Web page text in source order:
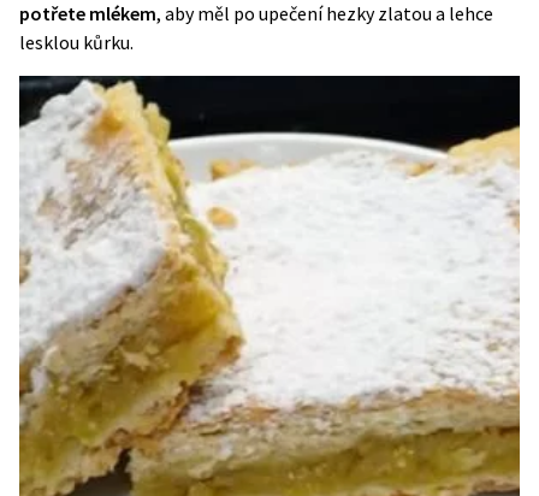
potřete mlékem, aby měl po upečení hezky zlatou a lehce
lesklou kůrku.